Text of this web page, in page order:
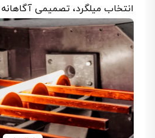
انتخاب میلگرد، تصمیمی